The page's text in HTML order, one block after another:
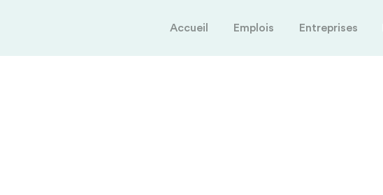
Accueil Emplois Entreprises